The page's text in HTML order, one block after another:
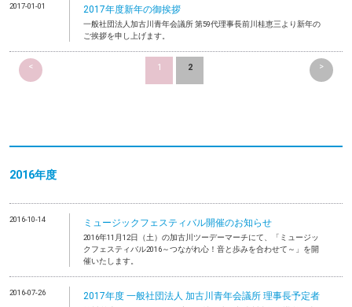
2017-01-01 2017年度新年の御挨拶
一般社団法人加古川青年会議所 第59代理事長前川桂恵三より新年の
ご挨拶を申し上げます。
< 1 2 >
2016年度
2016-10-14 ミュージックフェスティバル開催のお知らせ
2016年11月12日（土）の加古川ツーデーマーチにて、「ミュージッ
クフェスティバル2016～つながれ心！音と歩みを合わせて～」を開
催いたします。
2016-07-26 2017年度 一般社団法人 加古川青年会議所 理事長予定者